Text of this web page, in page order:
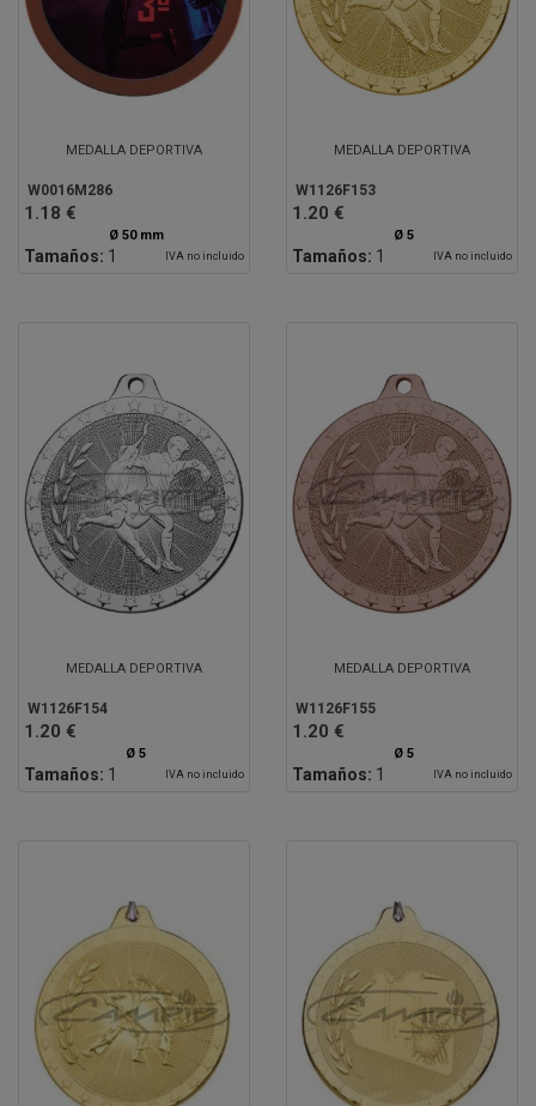
MEDALLA DEPORTIVA
W0016M286
1.18 €
Ø 50 mm
Tamaños: 1 IVA no incluido
MEDALLA DEPORTIVA
W1126F153
1.20 €
Ø 5
Tamaños: 1 IVA no incluido
MEDALLA DEPORTIVA
W1126F154
1.20 €
Ø 5
Tamaños: 1 IVA no incluido
MEDALLA DEPORTIVA
W1126F155
1.20 €
Ø 5
Tamaños: 1 IVA no incluido